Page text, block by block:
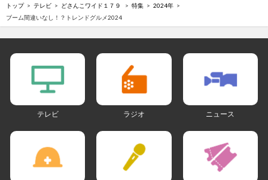
トップ テレビ どさんこワイド１７９ 特集
2024年
ブーム間違いなし！？トレンドグルメ2024
テレビ ラジオ ニュース